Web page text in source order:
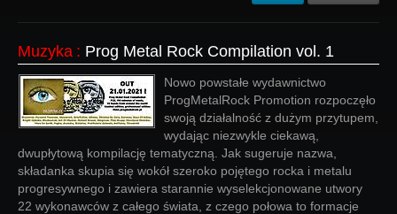
Muzyka : Prog Metal Rock Compilation vol. 1
Nowo powstałe wydawnictwo
ProgMetalRock Promotion rozpoczęło
swoją działalność z dużym przytupem,
wydając niezwykle ciekawą,
dwupłytową kompilację tematyczną. Jak sugeruje nazwa,
składanka skupia się wokół szeroko pojętego rocka i metalu
progresywnego i zawiera starannie wyselekcjonowane utwory
22 wykonawców z całego świata, z czego połowa to formacje